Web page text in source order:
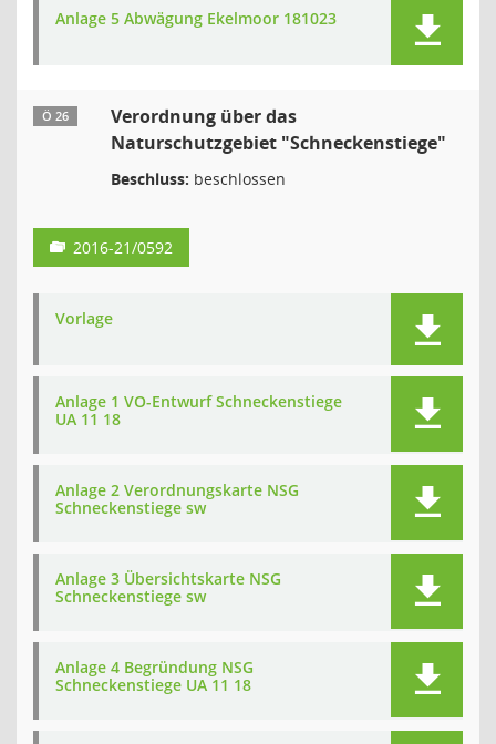
Anlage 5 Abwägung Ekelmoor 181023
Ö 26
Verordnung über das
Naturschutzgebiet "Schneckenstiege"
Beschluss: beschlossen
2016-21/0592
Vorlage
Anlage 1 VO-Entwurf Schneckenstiege
UA 11 18
Anlage 2 Verordnungskarte NSG
Schneckenstiege sw
Anlage 3 Übersichtskarte NSG
Schneckenstiege sw
Anlage 4 Begründung NSG
Schneckenstiege UA 11 18